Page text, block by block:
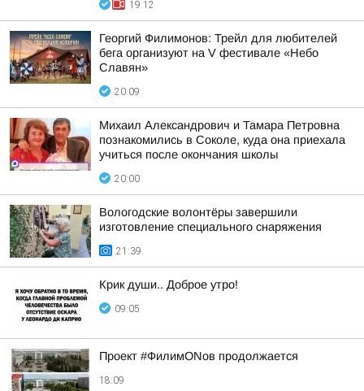
19:12
Георгий Филимонов: Трейл для любителей
бега организуют на V фестивале «Небо
Славян»
20:09
Михаил Александрович и Тамара Петровна
познакомились в Соколе, куда она приехала
учиться после окончания школы
20:00
Вологодские волонтёры завершили
изготовление специального снаряжения
21:39
Крик души.. Доброе утро!
09:05
Проект #ФилимONов продолжается
18:09